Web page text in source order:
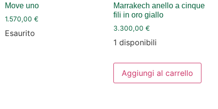
Move uno
1.570,00 €
Esaurito
Marrakech anello a cinque
fili in oro giallo
3.300,00 €
1 disponibili
Aggiungi al carrello